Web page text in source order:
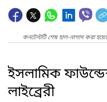
কনটেন্টটি শেষ হাল-নাগাদ করা
ইসলামিক
লাইব্রেরী